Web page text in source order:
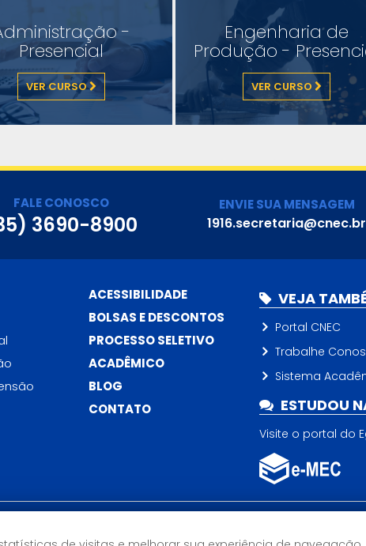
-
Presencial
VER CURSO
Engenharia de
Produção -
VER CURSO
FALE CONOSCO
3690-8900
ENVIE SUA MENSAGEM
1916.secretaria@cnec.br
ACESSIBILIDADE
BOLSAS E DESCONTOS
PROCESSO SELETIVO
ACADÊMICO
BLOG
CONTATO
VEJA
Portal CNEC
Trabalhe
Sistema
ESTUDOU
Visite o portal do
Horário de Atendimento